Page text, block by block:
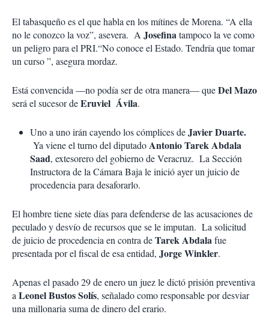
El tabasqueño es el que habla en los mítines de Morena. “A ella
no le conozco la voz”, asevera. A Josefinatampoco la ve como
un peligro para el PRI.“No conoce el Estado. Tendría que tomar
un curso ”, asegura mordaz.
Está convencida —no podía ser de otra manera— queDel Mazo
será el sucesor deEruviel Ávila.
Uno a uno irán cayendo los cómplices deJavier Duarte.
Ya viene el turno del diputadoAntonio Tarek Abdala
Saad, extesorero del gobierno de Veracruz. La Sección
Instructora de la Cámara Baja le inició ayer un juicio de
procedencia para desaforarlo.
El hombre tiene siete días para defenderse de las acusaciones de
peculado y desvío de recursos que se le imputan. La solicitud
de juicio de procedencia en contra deTarek Abdalafue
presentada por el fiscal de esa entidad, Jorge Winkler.
Apenas el pasado 29 de enero un juez le dictó prisión preventiva
a Leonel Bustos Solís, señalado como responsable por desviar
una millonaria suma de dinero del erario.